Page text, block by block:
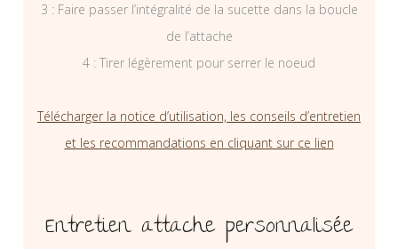
3 : Faire passer l’intégralité de la sucette dans la boucle
de l’attache
4 : Tirer légèrement pour serrer le noeud
Télécharger la notice d’utilisation, les conseils d’entretien
et les recommandations en cliquant sur ce lien
Entretien attache personnalisée